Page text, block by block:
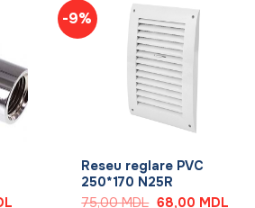
-9%
Reseu reglare PVC
250*170 N25R
75,00MDL Prețul
68,00 MDLPrețul